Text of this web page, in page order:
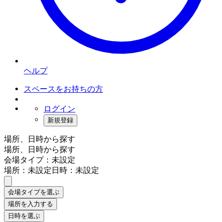
ヘルプ
スペースをお持ちの方
ログイン
新規登録
場所、日時から探す
場所、日時から探す
会場タイプ：未設定
場所：未設定日時：未設定
会場タイプを選ぶ
場所を入力する
日時を選ぶ